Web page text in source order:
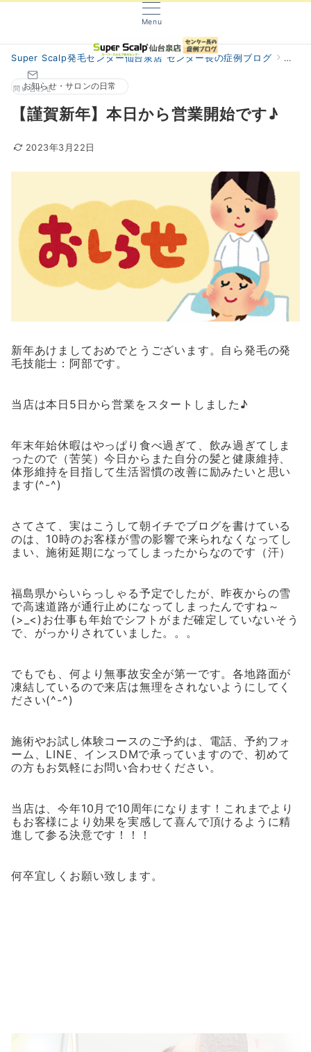
Menu
問い合わせ
Super Scalp発毛センター仙台泉店 センター長の症例ブログ 阿部
お知らせ・サロンの日常
【謹賀新年】本日から営業開始です♪
2023年3月22日
新年あけましておめでとうございます。自ら発毛の発
毛技能士：阿部です。
当店は本日5日から営業をスタートしました♪
年末年始休暇はやっぱり食べ過ぎて、飲み過ぎてしま
ったので（苦笑）今日からまた自分の髪と健康維持、
体形維持を目指して生活習慣の改善に励みたいと思い
ます(^-^)
さてさて、実はこうして朝イチでブログを書けている
のは、10時のお客様が雪の影響で来られなくなってし
まい、施術延期になってしまったからなのです（汗）
福島県からいらっしゃる予定でしたが、昨夜からの雪
で高速道路が通行止めになってしまったんですね～
(>_<)お仕事も年始でシフトがまだ確定していないそう
で、がっかりされていました。。。
でもでも、何より無事故安全が第一です。各地路面が
凍結しているので来店は無理をされないようにしてく
ださい(^-^)
施術やお試し体験コースのご予約は、電話、予約フォ
ーム、LINE、インスDMで承っていますので、初めて
の方もお気軽にお問い合わせください。
当店は、今年10月で10周年になります！これまでより
もお客様により効果を実感して喜んで頂けるように精
進して参る決意です！！！
何卒宜しくお願い致します。